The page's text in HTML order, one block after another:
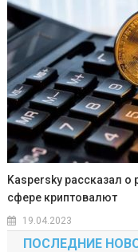
Kaspersky рассказал
сфере криптовалют
19.04.2023
ПОСЛЕДНИЕ